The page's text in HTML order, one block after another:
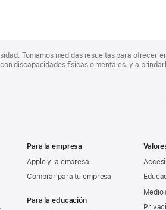
Tomamos medidas resueltas para ofrecer
discapacidades físicas o mentales, y a
Para la empresa
Apple y la empresa
Comprar para tu empresa
Para la educación
Medio